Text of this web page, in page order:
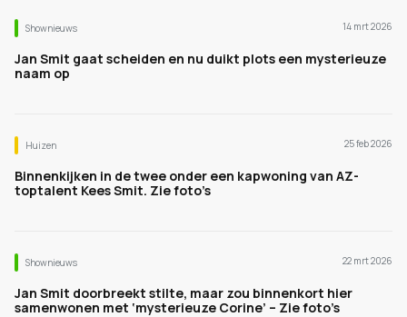
Shownieuws 14 mrt 2026
Jan Smit gaat scheiden en nu duikt plots een mysterieuze
naam op
Huizen 25 feb 2026
Binnenkijken in de twee onder een kapwoning van AZ-
toptalent Kees Smit. Zie foto’s
Shownieuws 22 mrt 2026
Jan Smit doorbreekt stilte, maar zou binnenkort hier
samenwonen met ‘mysterieuze Corine’ – Zie foto’s